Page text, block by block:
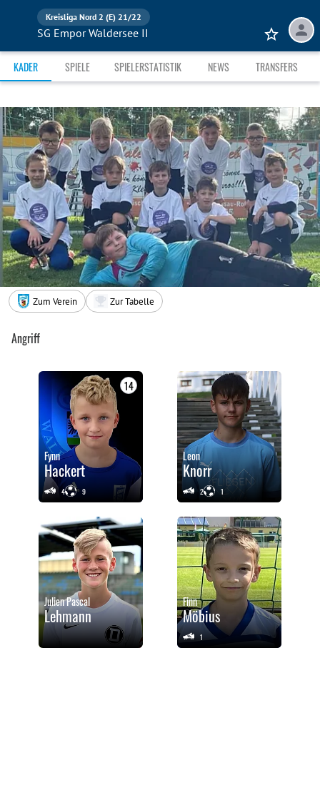
Kreisliga Nord 2 (E) 21/22
SG Empor Waldersee II
KADER SPIELE SPIELERSTATISTIK NEWS TRANSFERS
Zum Verein Zur Tabelle
Angriff
14
Fynn
Hackert
4 9
Leon
Knorr
2 1
Julien Pascal
Lehmann
Finn
Möbius
1